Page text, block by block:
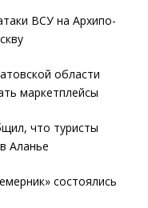
ВСУ на Архипо-
области
маркетплейсы
что туристы
Аланье
состоялись